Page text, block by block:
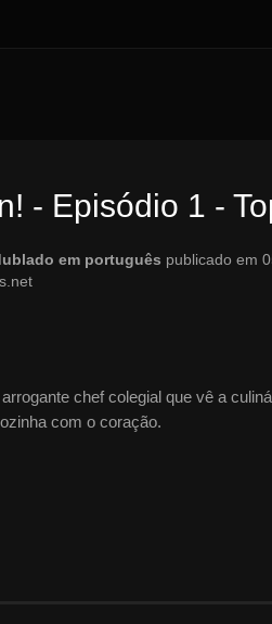
- Episódio 1 -
em português publicado em
chef colegial que vê a
com o coração.